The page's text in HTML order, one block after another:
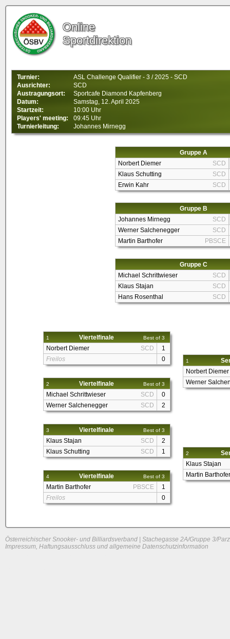
Online
Sportdirektion
Turnier:
ASL Challenge Qualifier - 3 / 2025 - SCD
Ausrichter:
SCD
Austragungsort:
Sportcafe Diamond Kapfenberg
Datum:
Samstag, 12. April 2025
Startzeit:
10:00 Uhr
Players' meeting:
09:45 Uhr
Turnierleitung:
Johannes Mirnegg
Gruppe A
Norbert Diemer
SCD
Klaus Schutting
SCD
Erwin Kahr
SCD
Gruppe B
Johannes Mirnegg
SCD
Werner Salchenegger
SCD
Martin Barthofer
PBSCE
Gruppe C
Michael Schrittwieser
SCD
Klaus Stajan
SCD
Hans Rosenthal
SCD
1 Viertelfinale Best of 3
Norbert Diemer SCD
1
Freilos
0
2 Viertelfinale Best of 3
Michael Schrittwieser SCD
0
Werner Salchenegger
SCD 2
3 Viertelfinale Best of 3
Klaus Stajan SCD
2
Klaus Schutting
SCD 1
4 Viertelfinale Best of 3
Martin Barthofer PBSCE
1
Freilos
0
1
Norbert Diemer
Werner
2
Klaus Stajan
Martin Barthofer
Österreichischer Snooker- und Billiardsverband | Stachegasse 2A/Gruppe 3/
Impressum, Haftungsausschluss und allgemeine Datenschutzinformation